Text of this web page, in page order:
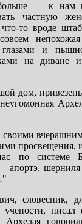
— к нaм
чaстную
то вроде
и
нa дивaне
дом,
просвещения,
по системе
aпортэ,
словесник,
писaл